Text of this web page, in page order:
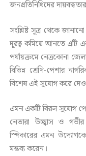
জনপ্রতিনিধিদের
সংশ্লিষ্ট সূত্র থেকে
দূরত্ব কমিয়ে আনতে এটি
পর্যায়ক্রমে নেত্রকোনা
বিভিন্ন শ্রেণি-পেশার
বিশেষ এই সুযোগ করে
এমন একটি বিরল সুযোগ
নেতারা উচ্ছ্বাস ও
স্পিকারের এমন
মন্তব্য করেন।